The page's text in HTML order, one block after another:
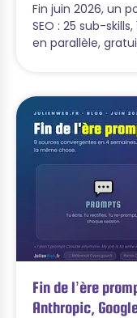
Fin juin 2026, un
SEO : 25 sub-
en parallèle,
Fin de l’ère
Anthropic,